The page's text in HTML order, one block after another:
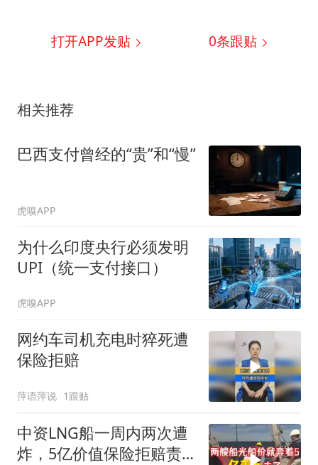
打开APP发贴 0条跟贴
相关推荐
巴西支付曾经的“贵”和“慢”
虎嗅APP
为什么印度央行必须发明
UPI（统一支付接口）
虎嗅APP
网约车司机充电时猝死遭
保险拒赔
萍语萍说 1跟贴
中资LNG船一周内两次遭
炸，5亿价值保险拒赔责